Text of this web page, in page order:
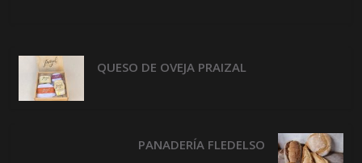
QUESO DE OVEJA PRAIZAL
PANADERÍA FLEDELSO